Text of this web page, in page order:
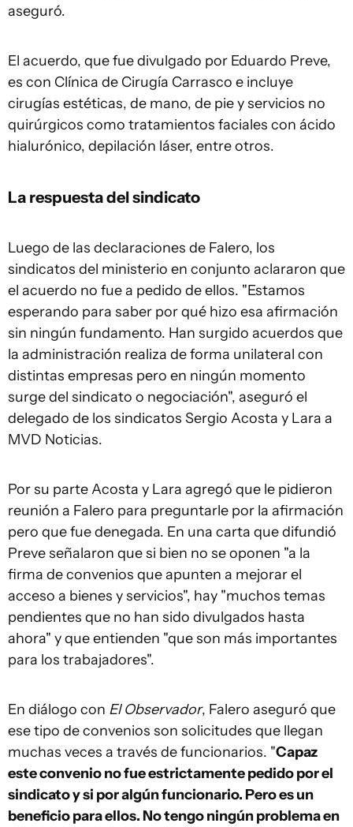
aseguró.
El acuerdo, que fue divulgado por Eduardo Preve,
es con Clínica de Cirugía Carrasco e incluye
cirugías estéticas, de mano, de pie y servicios no
quirúrgicos como tratamientos faciales con ácido
hialurónico, depilación láser, entre otros.
La respuesta del sindicato
Luego de las declaraciones de Falero, los
sindicatos del ministerio en conjunto aclararon que
el acuerdo no fue a pedido de ellos. "Estamos
esperando para saber por qué hizo esa afirmación
sin ningún fundamento. Han surgido acuerdos que
la administración realiza de forma unilateral con
distintas empresas pero en ningún momento
surge del sindicato o negociación", aseguró el
delegado de los sindicatos Sergio Acosta y Lara a
MVD Noticias.
Por su parte Acosta y Lara agregó que le pidieron
reunión a Falero para preguntarle por la afirmación
pero que fue denegada. En una carta que difundió
Preve señalaron que si bien no se oponen "a la
firma de convenios que apunten a mejorar el
acceso a bienes y servicios", hay "muchos temas
pendientes que no han sido divulgados hasta
ahora" y que entienden "que son más importantes
para los trabajadores".
En diálogo con El Observador, Falero aseguró que
ese tipo de convenios son solicitudes que llegan
muchas veces a través de funcionarios. "Capaz
este convenio no fue estrictamente pedido por el
sindicato y si por algún funcionario. Pero es un
beneficio para ellos. No tengo ningún problema en